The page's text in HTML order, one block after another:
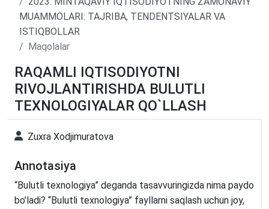
MUAMMOLARI: TAJRIBA, TENDENTSIYALAR VA
ISTIQBOLLAR
Maqolalar
RAQAMLI IQTISODIYOTNI
RIVOJLANTIRISHDA BULUTLI
TEXNOLOGIYALAR QO`LLASH
Zuxra Xodjimuratova
Annotasiya
“Bulutli texnologiya” deganda tasavvuringizda nima paydo
bo’ladi? “Bulutli texnologiya” fayllarni saqlash uchun joy,